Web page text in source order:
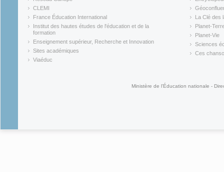
(link is external)
CLEMI
(link is external)
France Éducation International
(link is external)
Institut des hautes études de l'éducation et de la
formation
(link is external)
Enseignement supérieur, Recherche et Innovation
(link is external)
Sites académiques
(link is external)
Viaéduc
(link is
(link is
La Clé des
(link is
Planet-
(link is
Planet-Vie
(link is
Sciences
(link is
Ces
Ministère de l'Éducation nationale -